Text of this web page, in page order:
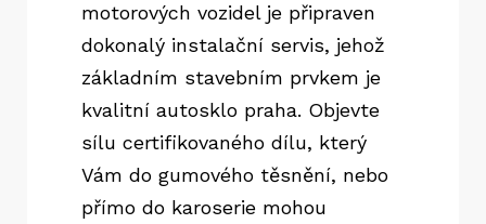
motorových vozidel je připraven
dokonalý instalační servis, jehož
základním stavebním prvkem je
kvalitní autosklo praha. Objevte
sílu certifikovaného dílu, který
Vám do gumového těsnění, nebo
přímo do karoserie mohou